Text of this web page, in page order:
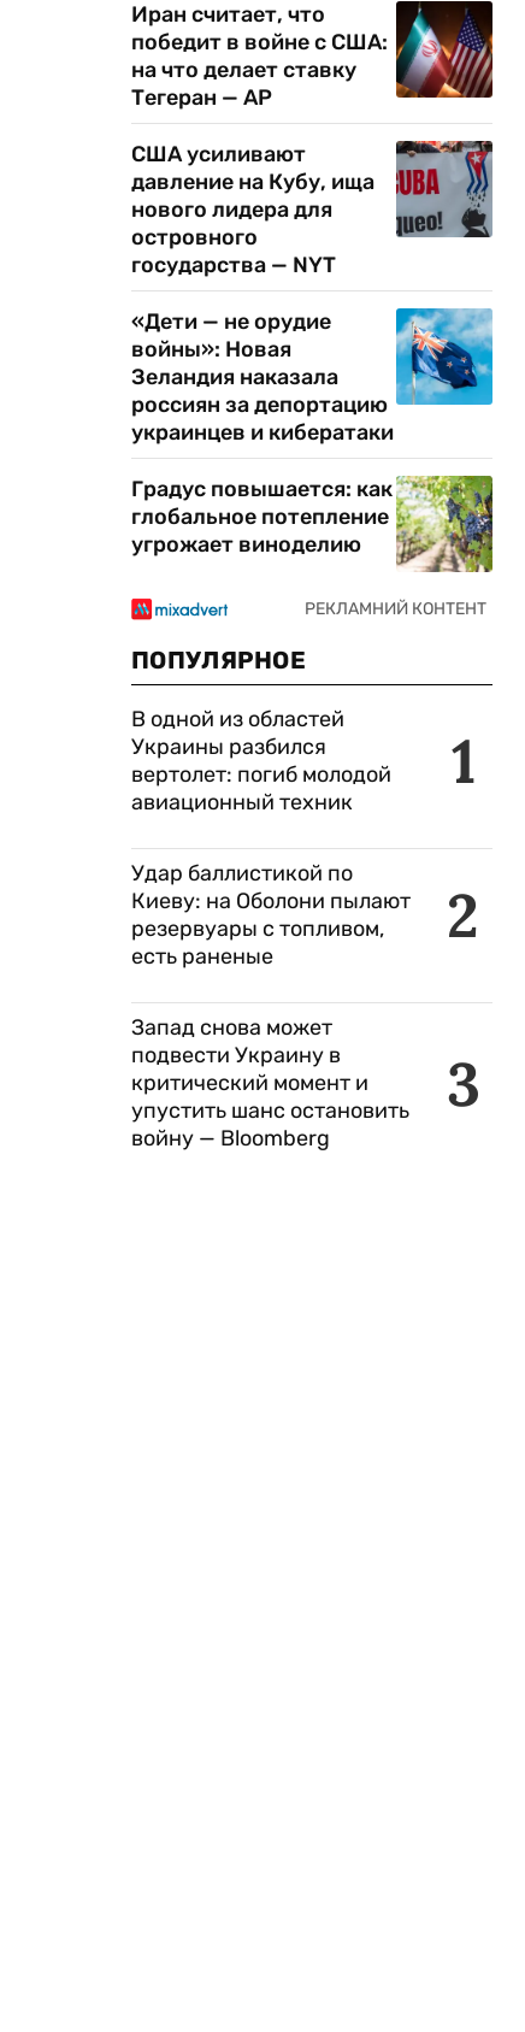
Иран считает, что
победит в войне с США:
на что делает ставку
Тегеран — AP
США усиливают
давление на Кубу, ища
нового лидера для
островного
государства — NYT
«Дети — не орудие
войны»: Новая
Зеландия наказала
россиян за депортацию
украинцев и кибератаки
Градус повышается: как
глобальное потепление
угрожает виноделию
ПОПУЛЯРНОЕ
1
В одной из областей
Украины разбился
вертолет: погиб молодой
авиационный техник
2
Удар баллистикой по
Киеву: на Оболони пылают
резервуары с топливом,
есть раненые
3
Запад снова может
подвести Украину в
критический момент и
упустить шанс остановить
войну — Bloomberg